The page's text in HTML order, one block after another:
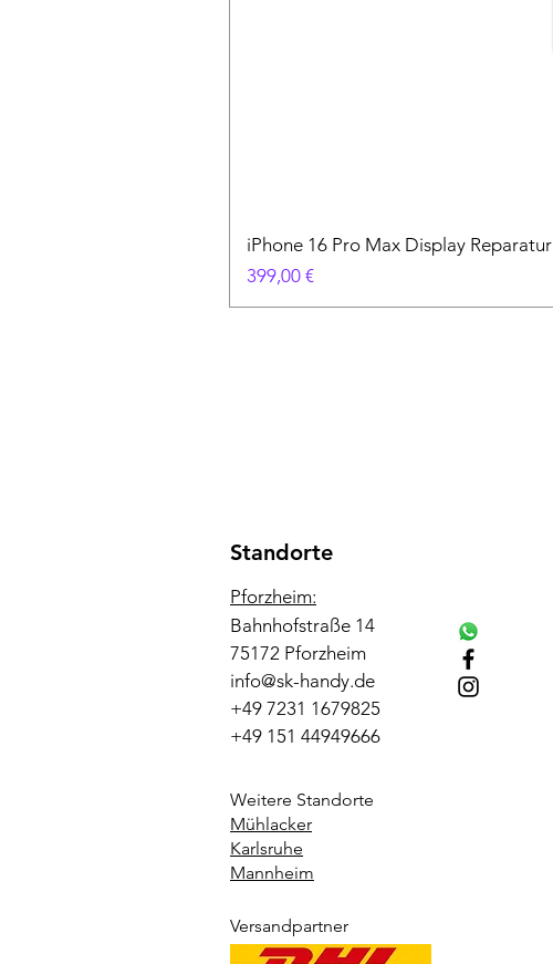
iPhone 16 Pro Max Display Reparatur
Preis
399,00 €
Standorte
Pforzheim:
Bahnhofstraße 14
75172 Pforzheim
info@sk-handy.de
+49 7231 1679825
+49 151 44949666
Weitere Standorte
Mühlacker
Karlsruhe
Mannheim
Versandpartner